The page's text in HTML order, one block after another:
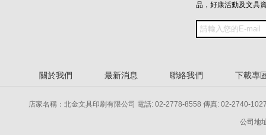
品，好康活動及文具
關於我們 最新消息 聯絡我們 下載專
店家名稱：北金文具印刷有限公司 電話: 02-2778-8558 傳真: 02-2740-
公司地